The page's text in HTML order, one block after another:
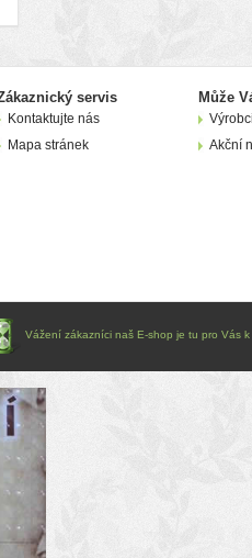
servis
Kontaktujte nás
Mapa stránek
Může
Akční
Vážení zákazníci naš E-shop je tu pro Vás